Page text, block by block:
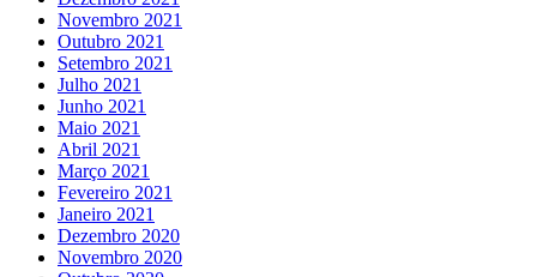
Novembro 2021
Outubro 2021
Setembro 2021
Julho 2021
Junho 2021
Maio 2021
Abril 2021
Março 2021
Fevereiro 2021
Janeiro 2021
Dezembro 2020
Novembro 2020